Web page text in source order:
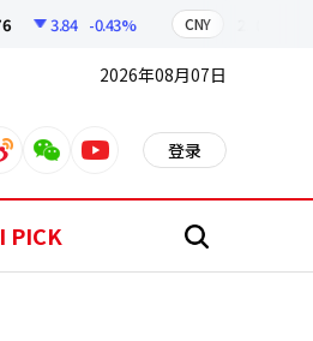
3.84 -0.43% CNY 210.96
2026年08月07日
weixinyoutube 登录
PICK 搜